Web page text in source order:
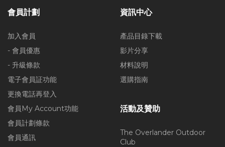
會員計劃
加入會員
- 會員優惠
- 升級條款
電子會員証功能
更換電話再登入
會員My Account功能
會員計劃條款
會員通訊
資訊中心
產品目錄下載
影片分享
材料說明
選購指南
活動及贊助
The Overlander Outdoor
Club